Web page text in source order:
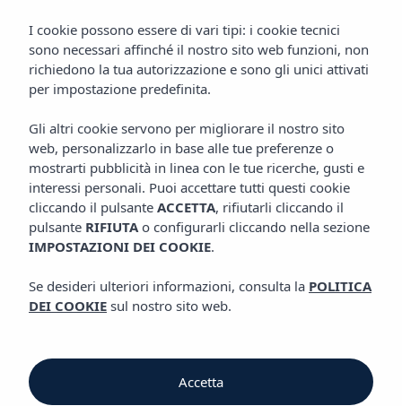
Home Maiorca
Paguera (Calvia)
HOTEL VIBRA BEVERLY PLAYA
Hotel Vibra Beverly Playa
Hotel Vibra Beverly
en Peguera-Calvia,
I cookie possono essere di vari tipi: i cookie tecnici
sono necessari affinché il nostro sito web funzioni, non
richiedono la tua autorizzazione e sono gli unici attivati
per impostazione predefinita.
Gli altri cookie servono per migliorare il nostro sito
web, personalizzarlo in base alle tue preferenze o
mostrarti pubblicità in linea con le tue ricerche, gusti e
interessi personali. Puoi accettare tutti questi cookie
cliccando il pulsante ACCETTA, rifiutarli cliccando il
pulsante RIFIUTAo configurarli cliccando nella sezione
IMPOSTAZIONI DEI COOKIE.
Se desideri ulteriori informazioni, consulta la POLITICA
DEI COOKIE sul nostro sito web.
Accetta